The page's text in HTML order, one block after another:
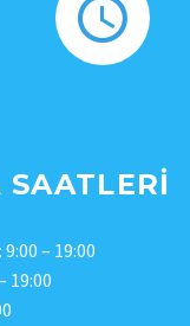
SAATLERI
– 19:00
19:00